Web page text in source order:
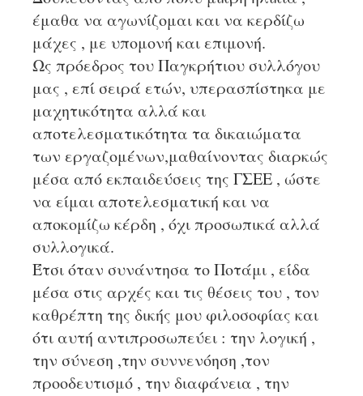
έμαθα να αγωνίζομαι και να κερδίζω
μάχες , με υπομονή και επιμονή.
Ως πρόεδρος του Παγκρήτιου συλλόγου
μας , επί σειρά ετών, υπερασπίστηκα με
μαχητικότητα αλλά και
αποτελεσματικότητα τα δικαιώματα
των εργαζομένων,μαθαίνοντας διαρκώς
μέσα από εκπαιδεύσεις της ΓΣΕΕ , ώστε
να είμαι αποτελεσματική και να
αποκομίζω κέρδη , όχι προσωπικά αλλά
συλλογικά.
Έτσι όταν συνάντησα το Ποτάμι , είδα
μέσα στις αρχές και τις θέσεις του , τον
καθρέπτη της δικής μου φιλοσοφίας και
ότι αυτή αντιπροσωπεύει : την λογική ,
την σύνεση ,την συννενόηση ,τον
προοδευτισμό , την διαφάνεια , την